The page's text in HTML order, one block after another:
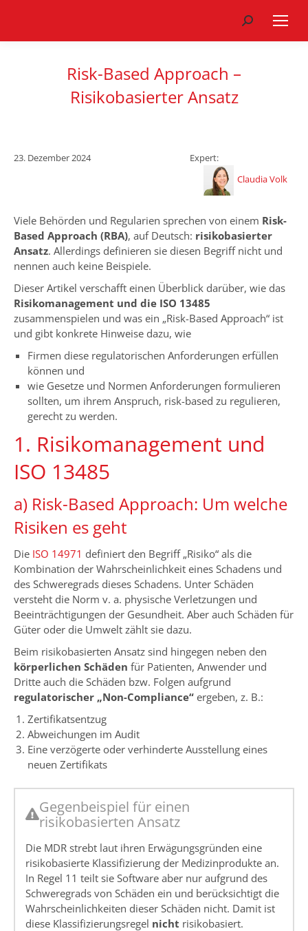
Search:
Risk-Based Approach –
Risikobasierter Ansatz
23. Dezember 2024
Expert:
Claudia Volk
Viele Behörden und Regularien sprechen von einem Risk-
Based Approach (RBA), auf Deutsch: risikobasierter
Ansatz. Allerdings definieren sie diesen Begriff nicht und
nennen auch keine Beispiele.
Dieser Artikel verschafft einen Überblick darüber, wie das
Risikomanagement und die ISO 13485
zusammenspielen und was ein „Risk-Based Approach“ ist
und gibt konkrete Hinweise dazu, wie
Firmen diese regulatorischen Anforderungen erfüllen
können und
wie Gesetze und Normen Anforderungen formulieren
sollten, um ihrem Anspruch, risk-based zu regulieren,
gerecht zu werden.
1. Risikomanagement und
ISO 13485
a) Risk-Based Approach: Um welche
Risiken es geht
Die ISO 14971 definiert den Begriff „Risiko“ als die
Kombination der Wahrscheinlichkeit eines Schadens und
des Schweregrads dieses Schadens. Unter Schäden
versteht die Norm v. a. physische Verletzungen und
Beeinträchtigungen der Gesundheit. Aber auch Schäden für
Güter oder die Umwelt zählt sie dazu.
Beim risikobasierten Ansatz sind hingegen neben den
körperlichen Schäden für Patienten, Anwender und
Dritte auch die Schäden bzw. Folgen aufgrund
regulatorischer „Non-Compliance“ ergeben, z. B.:
Zertifikatsentzug
Abweichungen im Audit
Eine verzögerte oder verhinderte Ausstellung eines
neuen Zertifikats
Gegenbeispiel für einen
risikobasierten Ansatz
Die MDR strebt laut ihren Erwägungsgründen eine
risikobasierte Klassifizierung der Medizinprodukte an.
In Regel 11 teilt sie Software aber nur aufgrund des
Schweregrads von Schäden ein und berücksichtigt die
Wahrscheinlichkeiten dieser Schäden nicht. Damit ist
diese Klassifizierungsregel nicht risikobasiert.